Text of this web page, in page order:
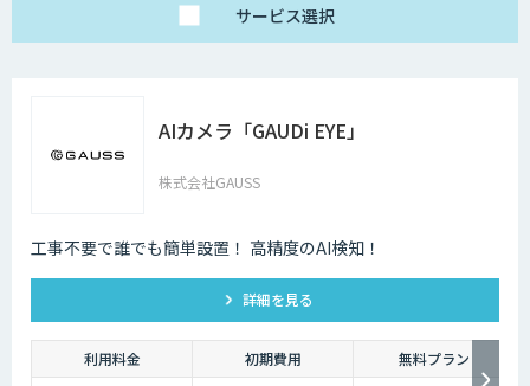
年間利用：150,000円
※利用料金は、期間や
サービス選択
AIカメラ「GAUDi EYE」
株式会社GAUSS
工事不要で誰でも簡単設置！ 高精度のAI検知！
詳細を見る
利用料金 初期費用
無料プラン